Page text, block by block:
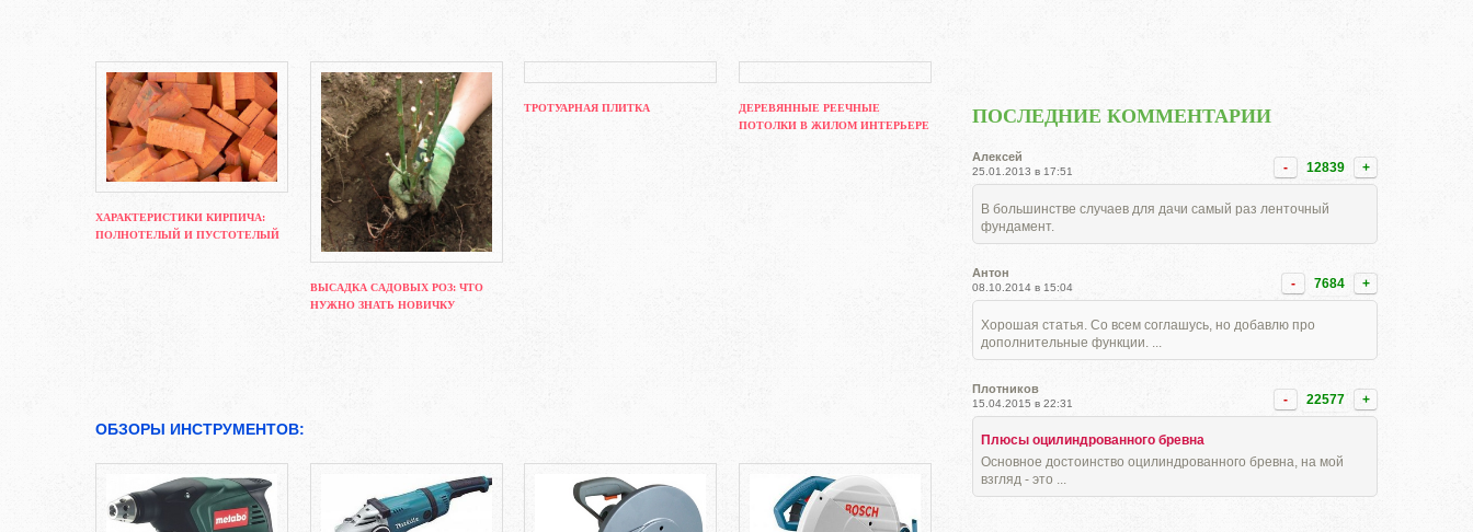
ХАРАКТЕРИСТИКИ КИРПИЧА:
ПОЛНОТЕЛЫЙ И ПУСТОТЕЛЫЙ
ВЫСАДКА САДОВЫХ РОЗ: ЧТО
НУЖНО ЗНАТЬ НОВИЧКУ
ТРОТУАРНАЯ ПЛИТКА
ДЕРЕВЯННЫЕ РЕЕЧНЫЕ
ПОТОЛКИ В ЖИЛОМ ИНТЕРЬЕРЕ
ОБЗОРЫ ИНСТРУМЕНТОВ:
ПОСЛЕДНИЕ КОММЕНТАРИИ
- 12839 +
Алексей
25.01.2013 в 17:51
В большинстве случаев для дачи самый раз ленточный
фундамент.
- 7684 +
Антон
08.10.2014 в 15:04
Хорошая статья. Со всем соглашусь, но добавлю про
дополнительные функции. ...
- 22577 +
Плотников
15.04.2015 в 22:31
Плюсы оцилиндрованного бревна
Основное достоинство оцилиндрованного бревна, на мой
взгляд - это ...